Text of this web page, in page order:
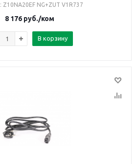
: Z10NA20EF NG+ZUT V1R737
8 176 руб./ком
В корзину